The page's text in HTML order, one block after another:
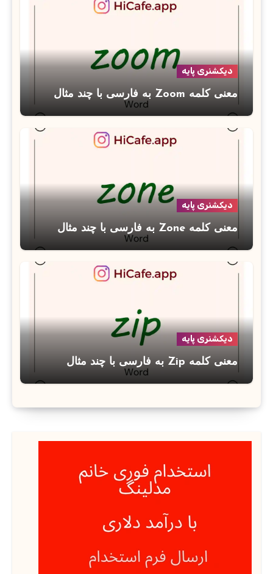
دیکشنری پایه
معنی کلمه Zoom به فارسی با چند مثال
دیکشنری پایه
معنی کلمه Zone به فارسی با چند مثال
دیکشنری پایه
معنی کلمه Zip به فارسی با چند مثال